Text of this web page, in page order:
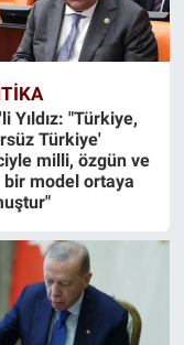
Yıldız: "Türkiye,
Türkiye'
milli, özgün ve
model ortaya